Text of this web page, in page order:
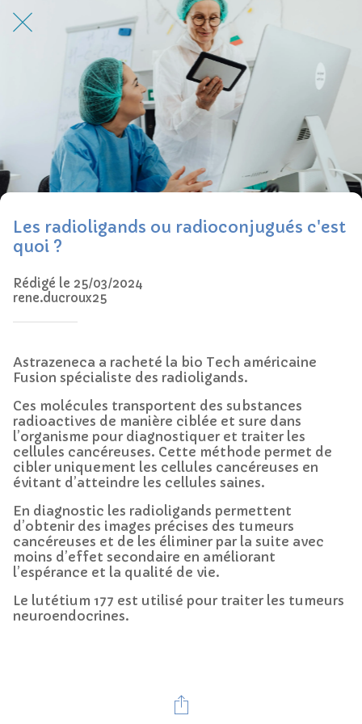
Les radioligands ou radioconjugués c'est
quoi ?
Rédigé le 25/03/2024
rene.ducroux25
Astrazeneca a racheté la bio Tech américaine
Fusion spécialiste des radioligands.
Ces molécules transportent des substances
radioactives de manière ciblée et sure dans
l’organisme pour diagnostiquer et traiter les
cellules cancéreuses. Cette méthode permet de
cibler uniquement les cellules cancéreuses en
évitant d’atteindre les cellules saines.
En diagnostic les radioligands permettent
d’obtenir des images précises des tumeurs
cancéreuses et de les éliminer par la suite avec
moins d’effet secondaire en améliorant
l’espérance et la qualité de vie.
Le lutétium 177 est utilisé pour traiter les tumeurs
neuroendocrines.